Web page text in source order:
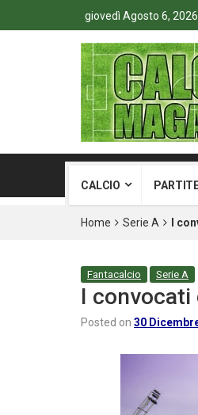
giovedì Agosto 6, 2026
CALCIO
Home Serie A I
Fantacalcio Serie A
I convocati
Posted on 30